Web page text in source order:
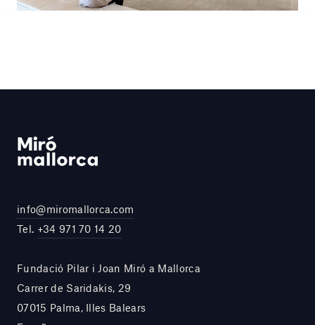
info@miromallorca.com
Tel. +34 971 70 14 20
Fundació Pilar i Joan Miró a Mallorca
Carrer de Saridakis, 29
07015 Palma, Illes Balears